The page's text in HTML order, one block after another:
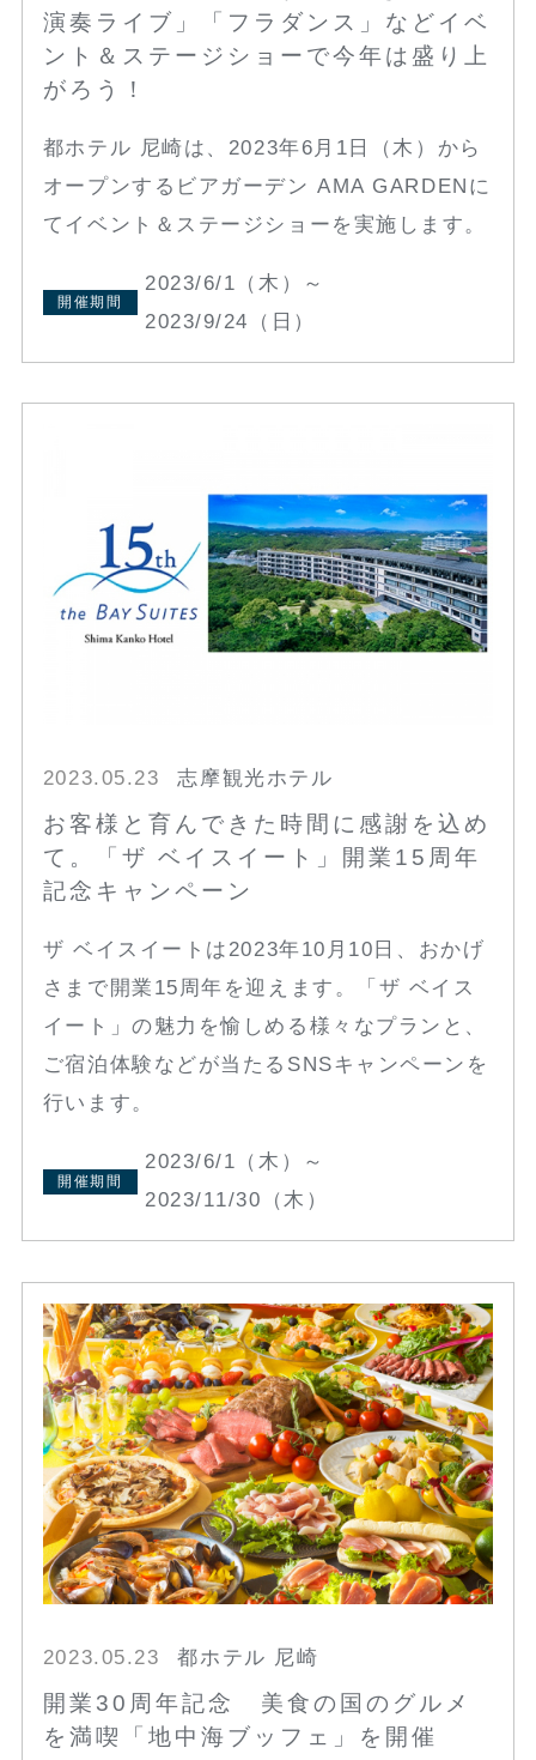
演奏ライブ」「フラダンス」などイベ
ント＆ステージショーで今年は盛り上
がろう！
都ホテル 尼崎は、2023年6月1日（木）から
オープンするビアガーデン AMA GARDENに
てイベント＆ステージショーを実施します。
開催期間
2023/6/1（木）～
2023/9/24（日）
2023.05.23 志摩観光ホテル
お客様と育んできた時間に感謝を込め
て。「ザ ベイスイート」開業15周年
記念キャンペーン
ザ ベイスイートは2023年10月10日、おかげ
さまで開業15周年を迎えます。「ザ ベイス
イート」の魅力を愉しめる様々なプランと、
ご宿泊体験などが当たるSNSキャンペーンを
行います。
開催期間
2023/6/1（木）～
2023/11/30（木）
2023.05.23 都ホテル 尼崎
開業30周年記念 美食の国のグルメ
を満喫「地中海ブッフェ」を開催